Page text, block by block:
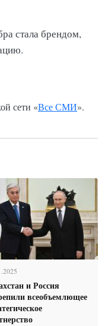
стала брендом,
сети «Все СМИ».
и Россия
всеобъемлющее